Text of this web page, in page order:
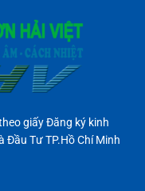
giấy Đăng ký kinh
Đầu Tư TP.Hồ Chí Minh